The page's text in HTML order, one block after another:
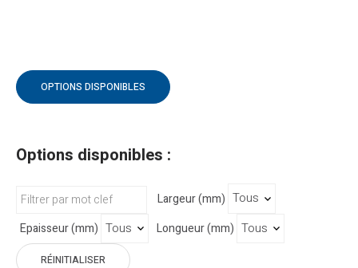
OPTIONS DISPONIBLES
Options disponibles :
Largeur (mm)
Epaisseur (mm)
Longueur (mm)
RÉINITIALISER